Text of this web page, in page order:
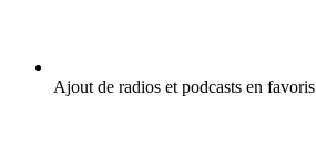
Ajout de radios et podcasts en favoris